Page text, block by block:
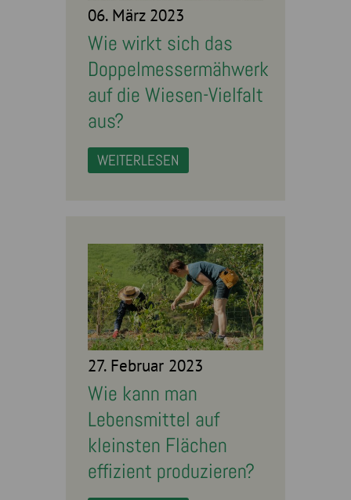
06. März 2023
Wie wirkt sich das
Doppelmessermähwerk
auf die Wiesen-Vielfalt
aus?
WEITERLESEN
27. Februar 2023
Wie kann man
Lebensmittel auf
kleinsten Flächen
effizient produzieren?